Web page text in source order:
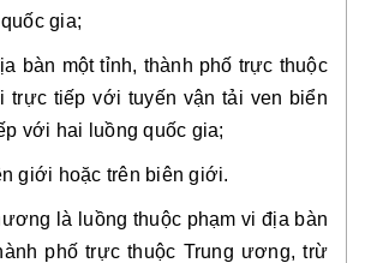
gia;
bàn một tỉnh, thành phố trực thuộc
trực tiếp với tuyến vận tải ven biển
với hai luồng quốc gia;
giới hoặc trên biên giới.
là luồng thuộc phạm vi địa bàn
phố trực thuộc Trung ương, trừ